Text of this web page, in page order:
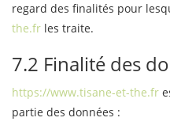
regard des finalités pour
the.fr les traite.
7.2 Finalité des
https://www.tisane-et-the.fr
partie des données :